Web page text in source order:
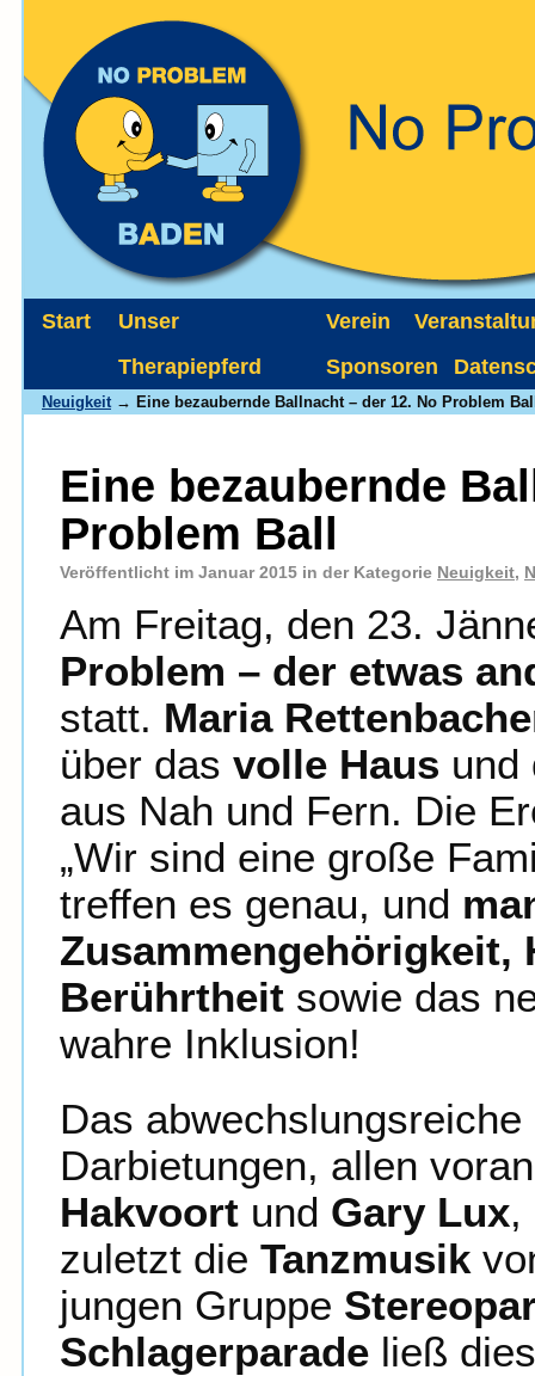
Start
Unser
Therapiepferd
Verein
Sponsoren
Neuigkeit → Eine bezaubernde Ballnacht – der 12. No Problem
Eine bezaubernde
Problem Ball
Veröffentlicht im Januar 2015 in der Kategorie Neuigkeit,
Am Freitag, den 23.
Problem – der etwas
statt. Maria
über das volle Haus und
aus Nah und Fern. Die
„Wir sind eine große
treffen es genau, und
Berührtheit sowie das
wahre Inklusion!
Das
Darbietungen, allen
Hakvoort und Gary Lux,
zuletzt die Tanzmusik
jungen Gruppe
Schlagerparade ließ